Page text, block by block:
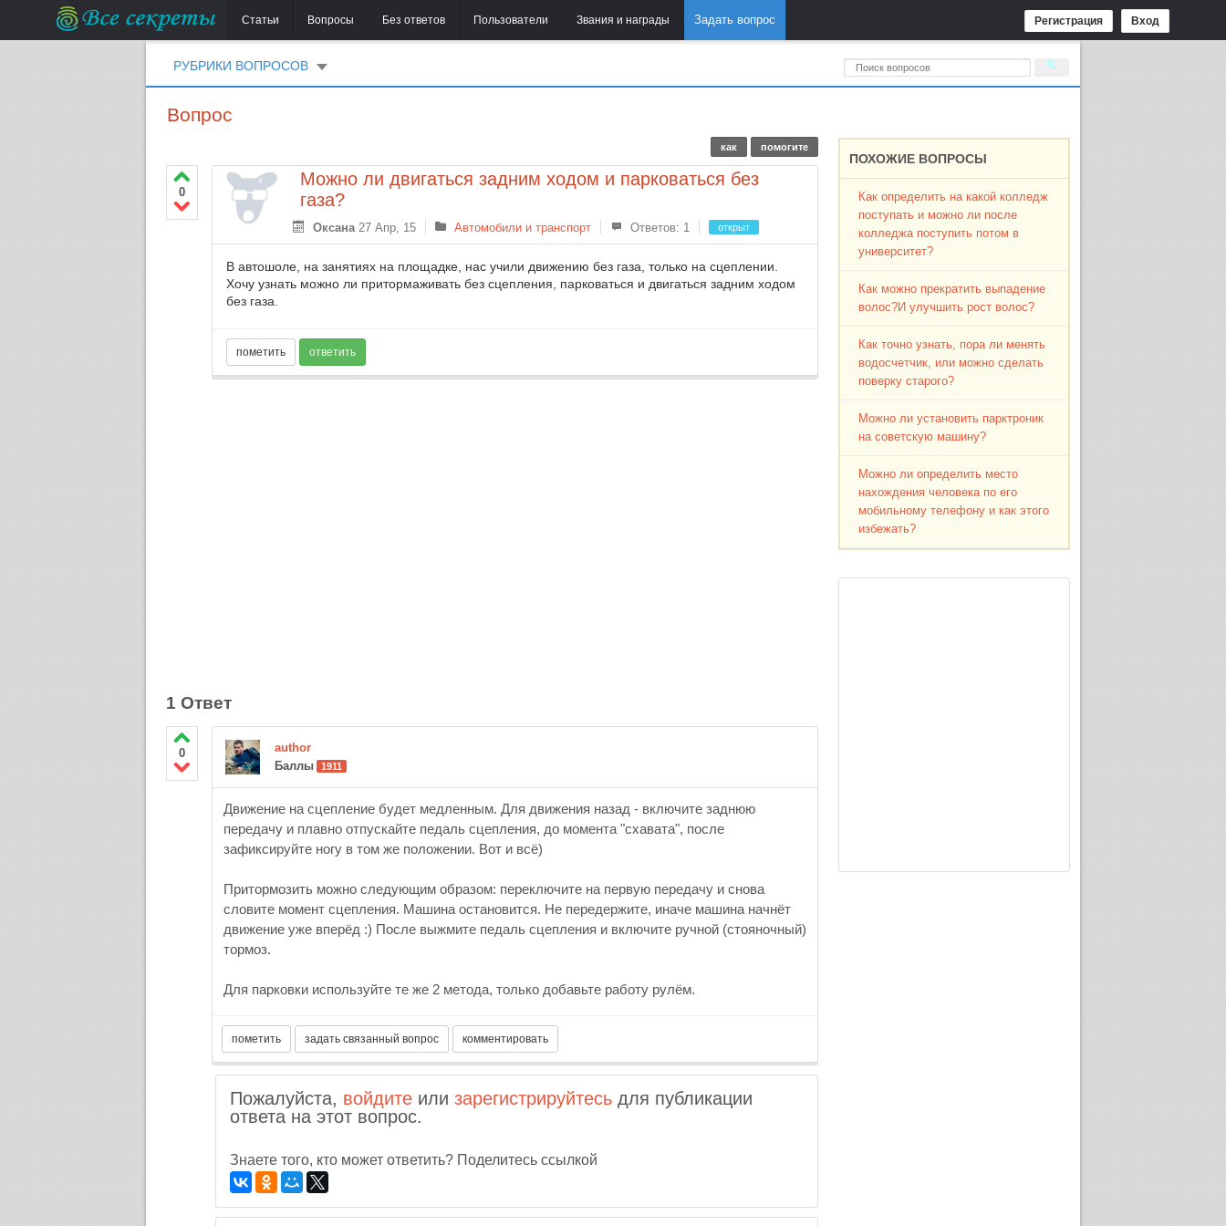
Регистрация Вход
Задать вопрос
Статьи Вопросы Без ответов Пользователи Звания и награды
РУБРИКИ ВОПРОСОВ
Вопрос
как помогите
0
Можно ли двигаться задним ходом и парковаться без
газа?
Оксана 27 Апр, 15 Автомобили и транспорт Ответов: 1 открыт
В автошоле, на занятиях на площадке, нас учили движению без газа, только на сцеплении.
Хочу узнать можно ли притормаживать без сцепления, парковаться и двигаться задним ходом
без газа.
1 Ответ
0
author
Баллы
1911
Движение на сцепление будет медленным. Для движения назад - включите заднюю
передачу и плавно отпускайте педаль сцепления, до момента "схавата", после
зафиксируйте ногу в том же положении. Вот и всё)
Притормозить можно следующим образом: переключите на первую передачу и снова
словите момент сцепления. Машина остановится. Не передержите, иначе машина начнёт
движение уже вперёд :) После выжмите педаль сцепления и включите ручной (стояночный)
тормоз.
Для парковки используйте те же 2 метода, только добавьте работу рулём.
Пожалуйста, войдите или зарегистрируйтесь для публикации
ответа на этот вопрос.
Знаете того, кто может ответить? Поделитесь ссылкой
ПОХОЖИЕ ВОПРОСЫ
Как определить на какой колледж
поступать и можно ли после
колледжа поступить потом в
университет?
Как можно прекратить выпадение
волос?И улучшить рост волос?
Как точно узнать, пора ли менять
водосчетчик, или можно сделать
поверку старого?
Можно ли установить парктроник
на советскую машину?
Можно ли определить место
нахождения человека по его
мобильному телефону и как этого
избежать?